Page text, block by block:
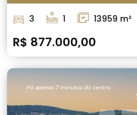
3 1 13959 m²
R$ 877.000,00